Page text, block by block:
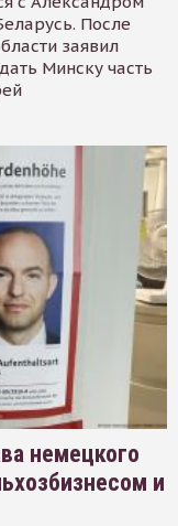
После
заявил
Минску часть
немецкого
и